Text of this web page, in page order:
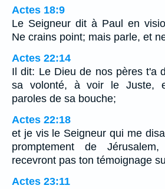
Actes 18:9
Le Seigneur dit à Paul en
Ne crains point; mais parle, et
Actes 22:14
Il dit: Le Dieu de nos pères t'a
sa volonté, à voir le Juste,
paroles de sa bouche;
Actes 22:18
et je vis le Seigneur qui me
promptement de
recevront pas ton témoignage
Actes 23:11